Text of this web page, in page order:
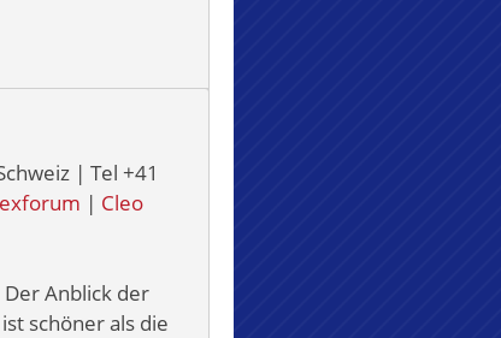
| Tel +41
| Cleo
Anblick der
schöner als die